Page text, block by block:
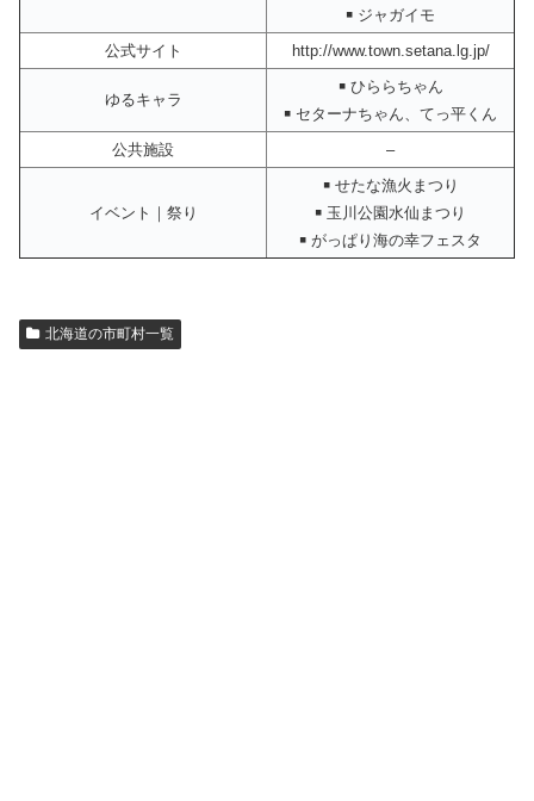
￭ ジャガイモ
公式サイト
http://www.town.setana.lg.jp/
ゆるキャラ
￭ ひららちゃん
￭ セターナちゃん、てっ平くん
公共施設
–
イベント｜祭り
￭ せたな漁火まつり
￭ 玉川公園水仙まつり
￭ がっぱり海の幸フェスタ
北海道の市町村一覧